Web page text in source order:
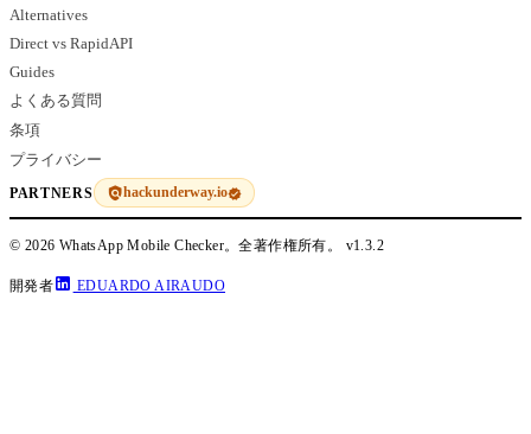
Alternatives
Direct vs RapidAPI
Guides
よくある質問
条項
プライバシー
PARTNERS hackunderway.io
© 2026 WhatsApp Mobile Checker。全著作権所有。 v1.3.2
開発者 EDUARDO AIRAUDO